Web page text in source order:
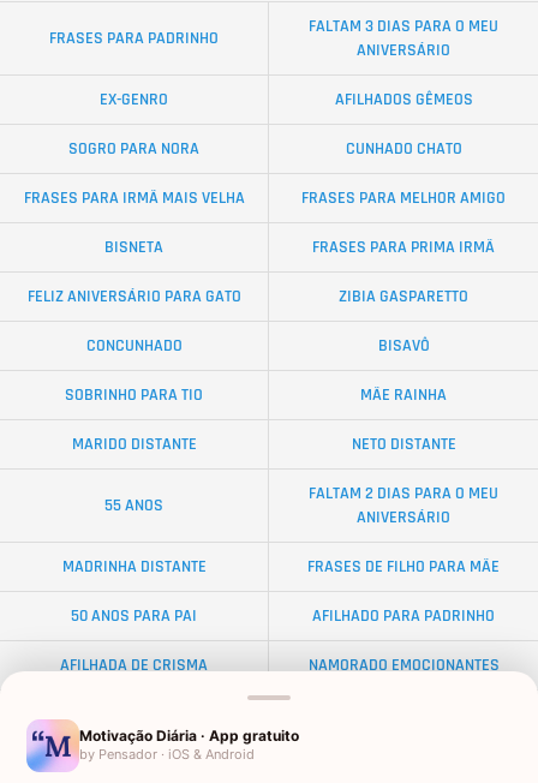
FRASES PARA PADRINHO
FALTAM 3 DIAS PARA O MEU
ANIVERSÁRIO
EX-GENRO AFILHADOS GÊMEOS
SOGRO PARA NORA CUNHADO CHATO
FRASES PARA IRMÃ MAIS VELHA FRASES PARA MELHOR AMIGO
BISNETA FRASES PARA PRIMA IRMÃ
FELIZ ANIVERSÁRIO PARA GATO ZIBIA GASPARETTO
CONCUNHADO BISAVÔ
SOBRINHO PARA TIO MÃE RAINHA
MARIDO DISTANTE NETO DISTANTE
55 ANOS
FALTAM 2 DIAS PARA O MEU
ANIVERSÁRIO
MADRINHA DISTANTE FRASES DE FILHO PARA MÃE
50 ANOS PARA PAI AFILHADO PARA PADRINHO
AFILHADA DE CRISMA NAMORADO EMOCIONANTES
EX-SOGRO
Motivação Diária · App gratuito
by Pensador · iOS & Android